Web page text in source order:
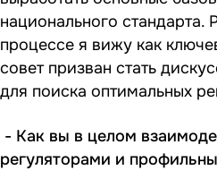
национального стандарта.
процессе я вижу как
совет призван стать
для поиска оптимальных
- Как вы в целом
регуляторами и